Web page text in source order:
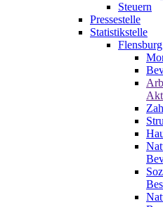
Steuern
Pressestelle
Statistikstelle